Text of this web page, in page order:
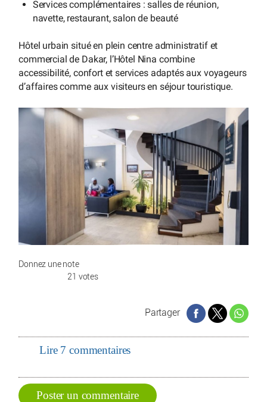
Services complémentaires : salles de réunion,
navette, restaurant, salon de beauté
Hôtel urbain situé en plein centre administratif et
commercial de Dakar, l’Hôtel Nina combine
accessibilité, confort et services adaptés aux voyageurs
d’affaires comme aux visiteurs en séjour touristique.
Donnez une note
21 votes
Partager
Lire 7 commentaires
Poster un commentaire